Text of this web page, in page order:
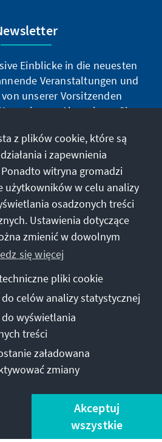
Einblicke in die neuesten
Veranstaltungen und
unserer Vorsitzenden
Abonnieren Sie
Laufenden.
abonnieren
prywatności
Barriere melden
strony
Stiftung e.V. 2026
z plików cookie, które są
i zapewnienia
witryna gromadzi
użytkowników w celu analizy
osadzonych treści
Ustawienia dotyczące
zmienić w dowolnym
się więcej
pliki cookie
celów analizy statystycznej
wyświetlania
treści
załadowana
zmiany
Akceptuj
wszystkie